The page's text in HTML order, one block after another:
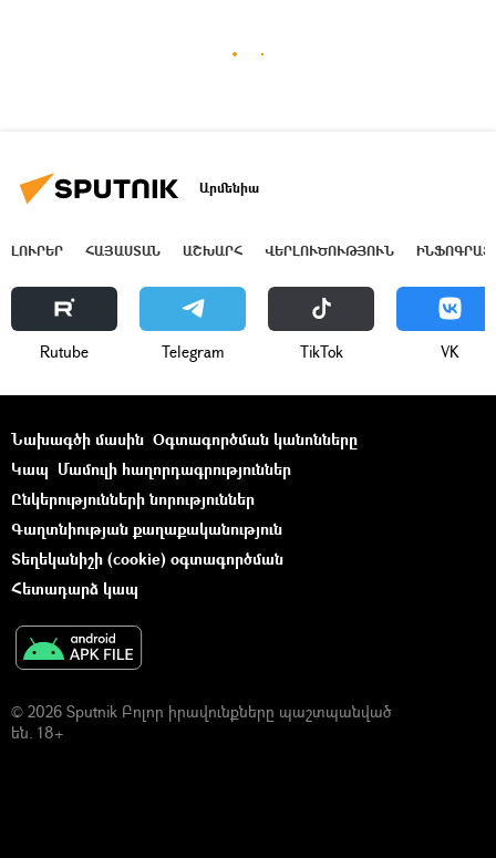
Արմենիա
ԼՈՒՐԵՐ ՀԱՅԱՍՏԱՆ ԱՇԽԱՐՀ ՎԵՐԼՈՒԾՈՒԹՅՈՒՆ
Rutube Telegram ТikТоk VK
Նախագծի մասին Օգտագործման կանոնները
Կապ Մամուլի հաղորդագրություններ
Ընկերությունների նորություններ
Գաղտնիության քաղաքականություն
Տեղեկանիշի (cookie) օգտագործման
Հետադարձ կապ
© 2026 Sputnik Բոլոր իրավունքները պաշտպանված
են. 18+